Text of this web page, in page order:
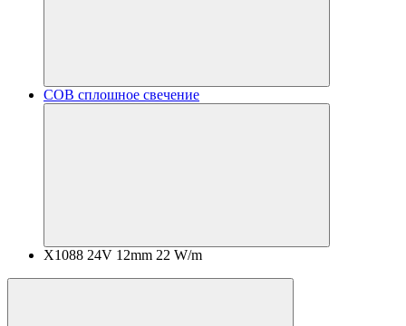
COB сплошное свечение
X1088 24V 12mm 22 W/m